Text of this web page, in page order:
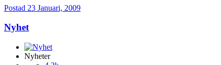
Postad 23 Januari, 2009
Nyhet
Nyheter